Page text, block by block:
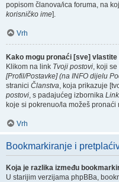
popisom članova/ica foruma, na
korisničko ime].
Vrh
Kako mogu pronaći [sve]
Klikom na link Tvoji postovi, koji
[Profil/Postavke] (na INFO dijelu
stranici Članstva, koja prikazuje
postovi, s padajućeg izbornika
koje si pokrenuo/la možeš
Vrh
Bookmarkiranje i
Koja je razlika između
U starijim verzijama phpBBa,